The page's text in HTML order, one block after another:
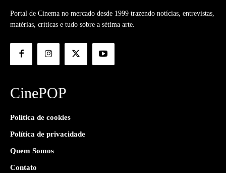
Portal de Cinema no mercado desde 1999 trazendo notícias, entrevistas,
matérias, críticas e tudo sobre a sétima arte.
CinePOP
Política de cookies
Política de privacidade
Quem Somos
Contato